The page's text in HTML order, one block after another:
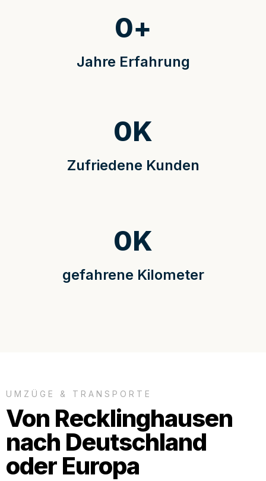
Jahre Erfahrung
0+
Zufriedene Kunden
0K
gefahrene Kilometer
0K
UMZÜGE & TRANSPORTE
Von Recklinghausen
nach Deutschland
oder Europa